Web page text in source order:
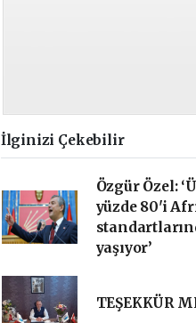
İlginizi Çekebilir
Özgür Özel:
yüzde 80'i
yaşıyor’
TEŞEKKÜR